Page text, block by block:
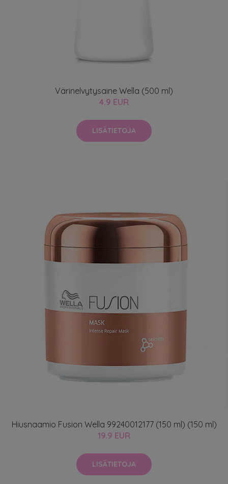
Värinelvytysaine Wella (500 ml)
4.9 EUR
LISÄTIETOJA
Hiusnaamio Fusion Wella 99240012177 (150 ml) (150 ml)
19.9 EUR
LISÄTIETOJA